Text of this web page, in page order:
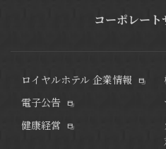
コーポレート
ロイヤルホテル 企業情報
電子公告
健康経営